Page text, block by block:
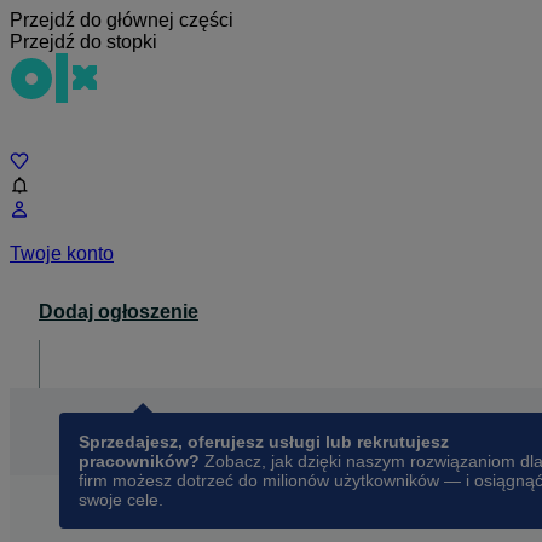
Przejdź do głównej części
Przejdź do stopki
Twoje konto
Dodaj ogłoszenie
Sprzedajesz, oferujesz usługi lub rekrutujesz
pracowników? Zobacz, jak dzięki naszym rozwiązaniom dla
firm możesz dotrzeć do milionów użytkowników — i osiągnąć
swoje cele.